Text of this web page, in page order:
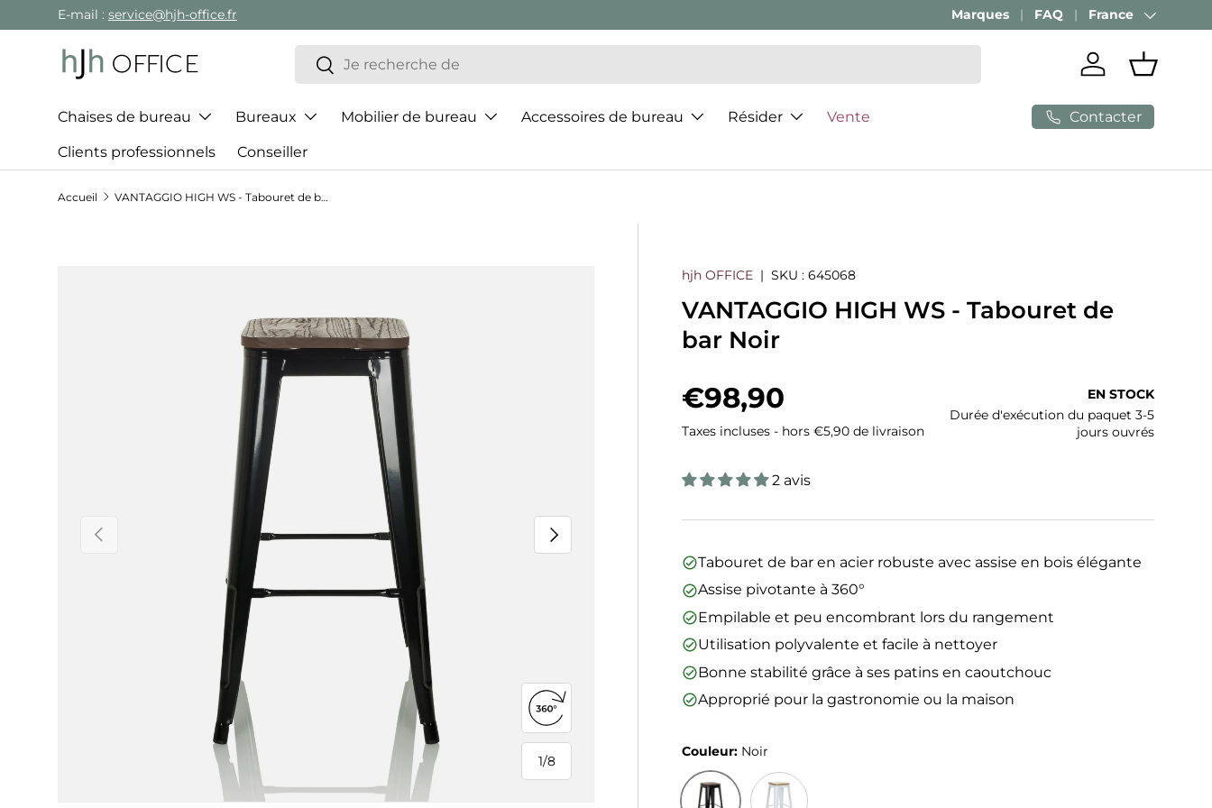
Aller au contenu
E-mail : service@hjh-office.fr Marques FAQ Pays
France
Recherche
Rechercher
Se connecter
Panier
Chaises de bureau Bureaux Mobilier de bureau Accessoires de bureau Résider Vente
Clients professionnels Conseiller
Contacter
Accueil VANTAGGIO HIGH WS - Tabouret de bar
Précédent
1/
de
8
Suivant
Ouvrir la vue 360°
hjh OFFICE |SKU : 645068
VANTAGGIO HIGH WS - Tabouret de
bar Noir
Prix habituel
€98,90
Taxes incluses - hors €5,90 de livraison
EN STOCK
Durée d'exécution du paquet 3-5
jours ouvrés
2 avis
Tabouret de bar en acier robuste avec assise en bois élégante
Assise pivotante à 360°
Empilable et peu encombrant lors du rangement
Utilisation polyvalente et facile à nettoyer
Bonne stabilité grâce à ses patins en caoutchouc
Approprié pour la gastronomie ou la maison
Couleur: Noir